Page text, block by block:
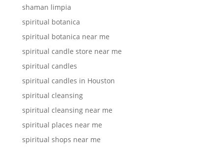
shaman limpia
spiritual botanica
spiritual botanica near me
spiritual candle store near me
spiritual candles
spiritual candles in Houston
spiritual cleansing
spiritual cleansing near me
spiritual places near me
spiritual shops near me